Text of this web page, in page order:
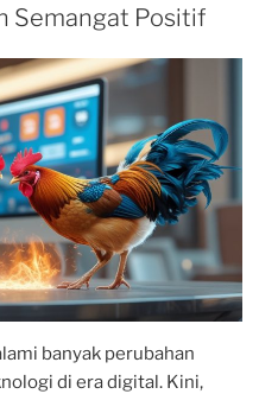
Semangat Positif
banyak perubahan
di era digital. Kini,